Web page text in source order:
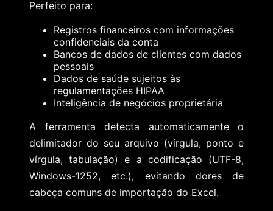
Perfeito para:
Registros financeiros com informações
confidenciais da conta
Bancos de dados de clientes com dados
pessoais
Dados de saúde sujeitos às
regulamentações HIPAA
Inteligência de negócios proprietária
A ferramenta detecta automaticamente o
delimitador do seu arquivo (vírgula, ponto e
vírgula, tabulação) e a codificação (UTF-8,
Windows-1252, etc.), evitando dores de
cabeça comuns de importação do Excel.